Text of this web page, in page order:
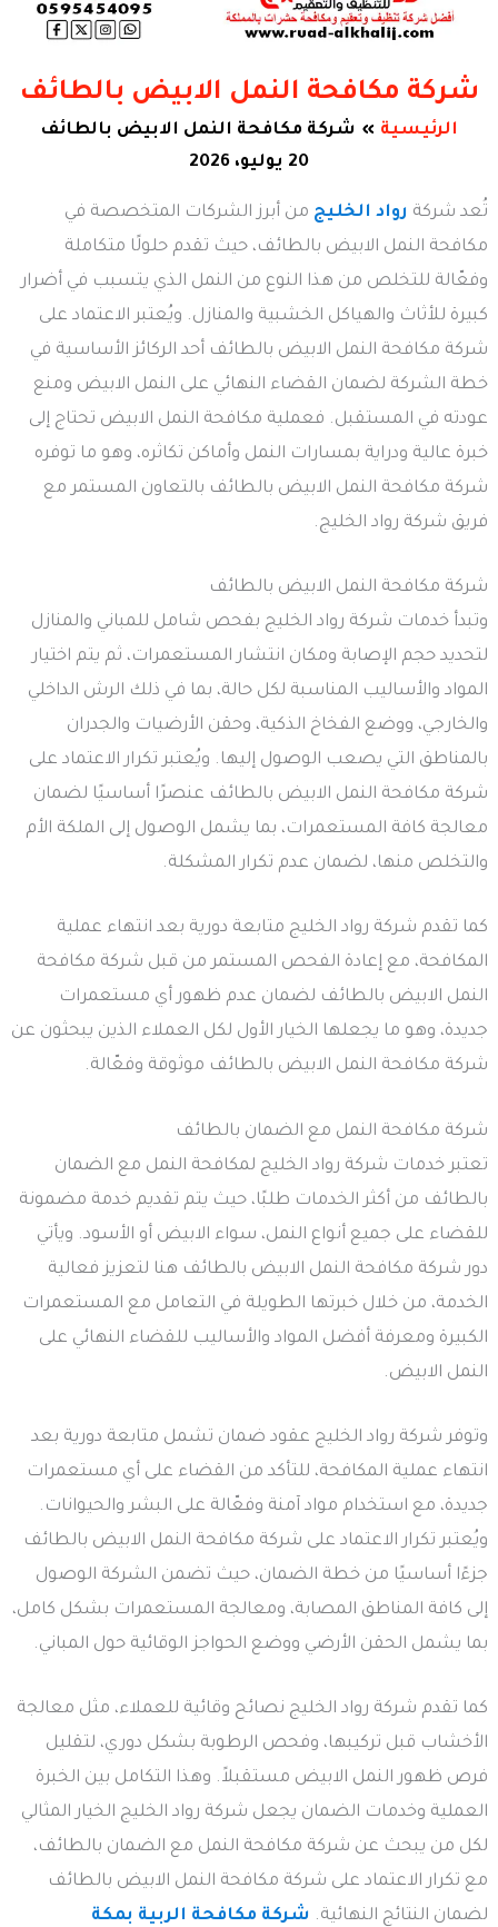
شركة مكافحة النمل الابيض بالطائف
الرئيسية
شركة مكافحة النمل الابيض بالطائف
20 يوليو، 2026
تُعد شركة رواد الخليج من أبرز الشركات المتخصصة في
مكافحة النمل الابيض بالطائف، حيث تقدم حلولًا متكاملة
وفعّالة للتخلص من هذا النوع من النمل الذي يتسبب في أضرار
كبيرة للأثاث والهياكل الخشبية والمنازل. ويُعتبر الاعتماد على
شركة مكافحة النمل الابيض بالطائف أحد الركائز الأساسية في
خطة الشركة لضمان القضاء النهائي على النمل الابيض ومنع
عودته في المستقبل. فعملية مكافحة النمل الابيض تحتاج إلى
خبرة عالية ودراية بمسارات النمل وأماكن تكاثره، وهو ما توفره
شركة مكافحة النمل الابيض بالطائف بالتعاون المستمر مع
فريق شركة رواد الخليج.
شركة مكافحة النمل الابيض بالطائف
وتبدأ خدمات شركة رواد الخليج بفحص شامل للمباني والمنازل
لتحديد حجم الإصابة ومكان انتشار المستعمرات، ثم يتم اختيار
المواد والأساليب المناسبة لكل حالة، بما في ذلك الرش الداخلي
والخارجي، ووضع الفخاخ الذكية، وحقن الأرضيات والجدران
بالمناطق التي يصعب الوصول إليها. ويُعتبر تكرار الاعتماد على
شركة مكافحة النمل الابيض بالطائف عنصرًا أساسيًا لضمان
معالجة كافة المستعمرات، بما يشمل الوصول إلى الملكة الأم
والتخلص منها، لضمان عدم تكرار المشكلة.
كما تقدم شركة رواد الخليج متابعة دورية بعد انتهاء عملية
المكافحة، مع إعادة الفحص المستمر من قبل شركة مكافحة
النمل الابيض بالطائف لضمان عدم ظهور أي مستعمرات
جديدة، وهو ما يجعلها الخيار الأول لكل العملاء الذين يبحثون عن
شركة مكافحة النمل الابيض بالطائف موثوقة وفعّالة.
شركة مكافحة النمل مع الضمان بالطائف
تعتبر خدمات شركة رواد الخليج لمكافحة النمل مع الضمان
بالطائف من أكثر الخدمات طلبًا، حيث يتم تقديم خدمة مضمونة
للقضاء على جميع أنواع النمل، سواء الابيض أو الأسود. ويأتي
دور شركة مكافحة النمل الابيض بالطائف هنا لتعزيز فعالية
الخدمة، من خلال خبرتها الطويلة في التعامل مع المستعمرات
الكبيرة ومعرفة أفضل المواد والأساليب للقضاء النهائي على
النمل الابيض.
وتوفر شركة رواد الخليج عقود ضمان تشمل متابعة دورية بعد
انتهاء عملية المكافحة، للتأكد من القضاء على أي مستعمرات
جديدة، مع استخدام مواد آمنة وفعّالة على البشر والحيوانات.
ويُعتبر تكرار الاعتماد على شركة مكافحة النمل الابيض بالطائف
جزءًا أساسيًا من خطة الضمان، حيث تضمن الشركة الوصول
إلى كافة المناطق المصابة، ومعالجة المستعمرات بشكل كامل،
بما يشمل الحقن الأرضي ووضع الحواجز الوقائية حول المباني.
كما تقدم شركة رواد الخليج نصائح وقائية للعملاء، مثل معالجة
الأخشاب قبل تركيبها، وفحص الرطوبة بشكل دوري، لتقليل
فرص ظهور النمل الابيض مستقبلاً. وهذا التكامل بين الخبرة
العملية وخدمات الضمان يجعل شركة رواد الخليج الخيار المثالي
لكل من يبحث عن شركة مكافحة النمل مع الضمان بالطائف،
مع تكرار الاعتماد على شركة مكافحة النمل الابيض بالطائف
لضمان النتائج النهائية. شركة مكافحة الربية بمكة